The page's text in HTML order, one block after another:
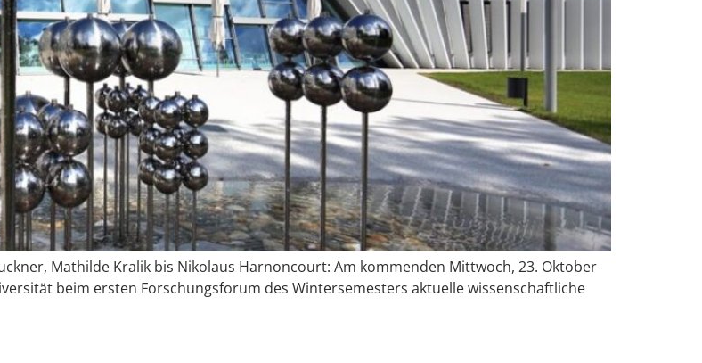
Mathilde Kralik bis Nikolaus Harnoncourt: Am kommenden Mittwoch, 23. Oktober
beim ersten Forschungsforum des Wintersemesters aktuelle wissenschaftliche